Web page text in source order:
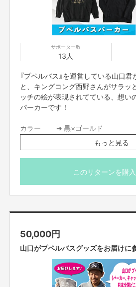
不良品、発送品間違いの場合は無料で交換さ
7日以内に上記問い合わせ先へご連絡ください
をお受け出来ない場合がございます。※サポー
ル・返品・交換はお受けできません。
【返品送料】
不良品、発送商品間違いの場合、着払いにて
サポーター数
13人
『プペルバス』を運営している山口
と、キングコング西野さんがサラッ
ッチの絵が表現されてている、想い
パーカーです！
カラー ➜ 黒×ゴールド
サイズ展開 ➜ Ｓ／ Ｍ ／ Ｌ ／ ＸＬ
画像のモデルは１７５センチ、６８
しております。
＊サイズ(Ｓ／ Ｍ ／ Ｌ ／ ＸＬ ／ Ｘ
もっと見る
このリターンを購
50,000円
山口がプペルバスグッズをお届けに